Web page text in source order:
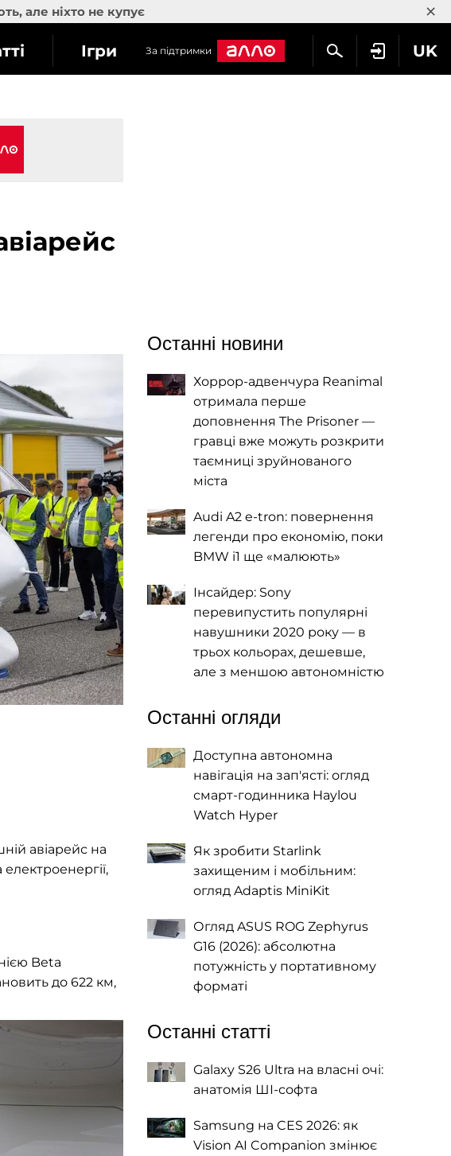
але ніхто не купує ×
UK
Ігри За підтримки
авіарейс на
Beta
до 622 км,
Останні новини
Хоррор-адвенчура Reanimal
отримала перше
доповнення The Prisoner —
гравці вже можуть розкрити
таємниці зруйнованого
міста
Audi A2 e-tron: повернення
легенди про економію, поки
BMW i1 ще «малюють»
Інсайдер: Sony
перевипустить популярні
навушники 2020 року — в
трьох кольорах, дешевше,
але з меншою автономністю
Останні огляди
Доступна автономна
навігація на зап'ясті: огляд
смарт-годинника Haylou
Watch Hyper
Як зробити Starlink
захищеним і мобільним:
огляд Adaptis MiniKit
Огляд ASUS ROG Zephyrus
G16 (2026): абсолютна
потужність у портативному
форматі
Останні статті
Galaxy S26 Ultra на власні очі:
анатомія ШІ-софта
Samsung на CES 2026: як
Vision AI Companion змінює